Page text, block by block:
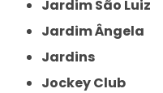
Jardim São Luiz
Jardim Ângela
Jardins
Jockey Club